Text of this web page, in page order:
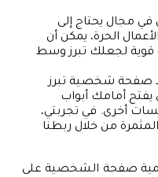
في مجال يحتاج إلى
الحرة، يمكن أن
لجعلك تبرز وسط
صفحة شخصية تبرز
أمامك أبواب
أخرى. في تجربتي،
من خلال ربطنا
صفحة الشخصية على